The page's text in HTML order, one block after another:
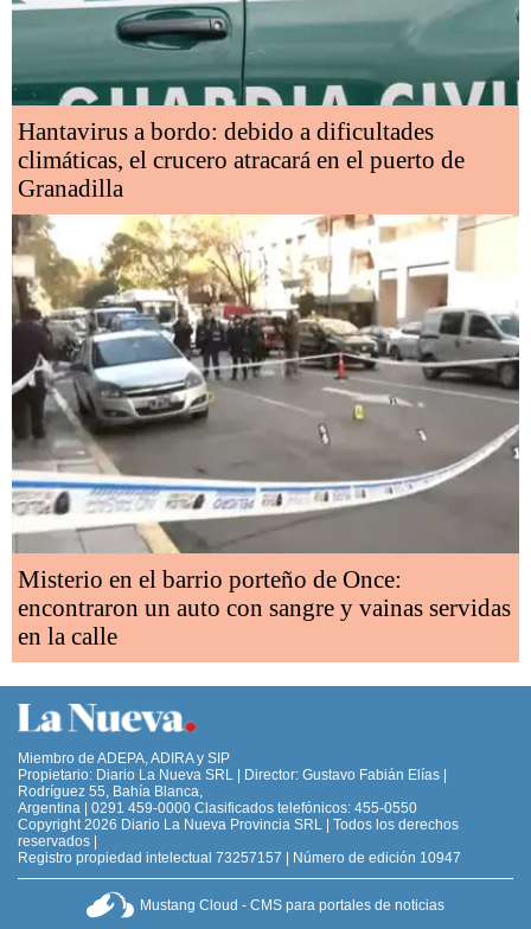
Hantavirus a bordo: debido a dificultades
climáticas, el crucero atracará en el puerto de
Granadilla
Misterio en el barrio porteño de Once:
encontraron un auto con sangre y vainas servidas
en la calle
Miembro de ADEPA, ADIRA y SIP
Propietario: Diario La Nueva SRL | Director: Gustavo Fabián Elías |
Rodríguez 55, Bahía Blanca,
Argentina | 0291 459-0000 Clasificados telefónicos: 455-0550
Copyright 2026 Diario La Nueva Provincia SRL | Todos los derechos
reservados |
Registro propiedad intelectual 73257157 | Número de edición 10947
Mustang Cloud - CMS para portales de noticias